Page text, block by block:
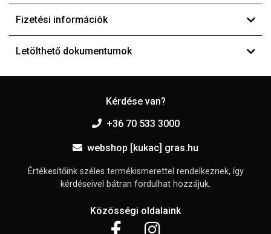
Fizetési információk
Letölthető dokumentumok
Kérdése van?
+36 70 533 3000
webshop [kukac] gras.hu
Értékesítőink széles termékismerettel rendelkeznek, így
kérdéseivel bátran fordulhat hozzájuk.
Közösségi oldalaink